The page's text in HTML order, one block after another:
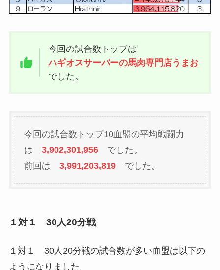
今回の試合数トップは
ハギオスサーバーの馬肉専門店うまお
でした。
今回の試合数トップ10血盟の平均戦闘力
は 3,902,301,956でした。
前回は 3,991,203,819でした。
１対１ 30人20分戦
１対１ 30人20分戦の試合数が多い血盟は以下の
ようになりました。